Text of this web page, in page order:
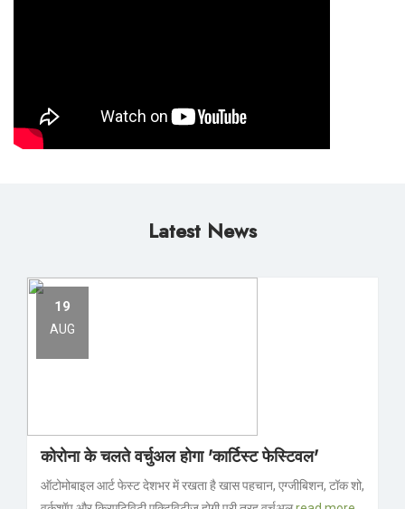
Latest News
19
AUG
कोरोना के चलते वर्चुअल होगा 'कार्टिस्ट फेस्टिवल'
ऑटोमोबाइल आर्ट फेस्ट देशभर में रखता है खास पहचान, एग्जीबिशन, टॉक शो,